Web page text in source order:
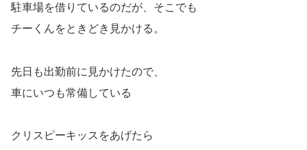
駐車場を借りているのだが、そこでも
チーくんをときどき見かける。
先日も出勤前に見かけたので、
車にいつも常備している
クリスピーキッスをあげたら